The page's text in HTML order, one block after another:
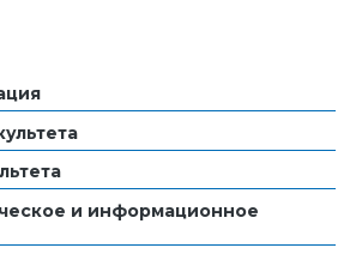
и информационное